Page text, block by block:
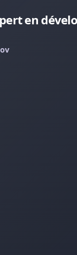
en